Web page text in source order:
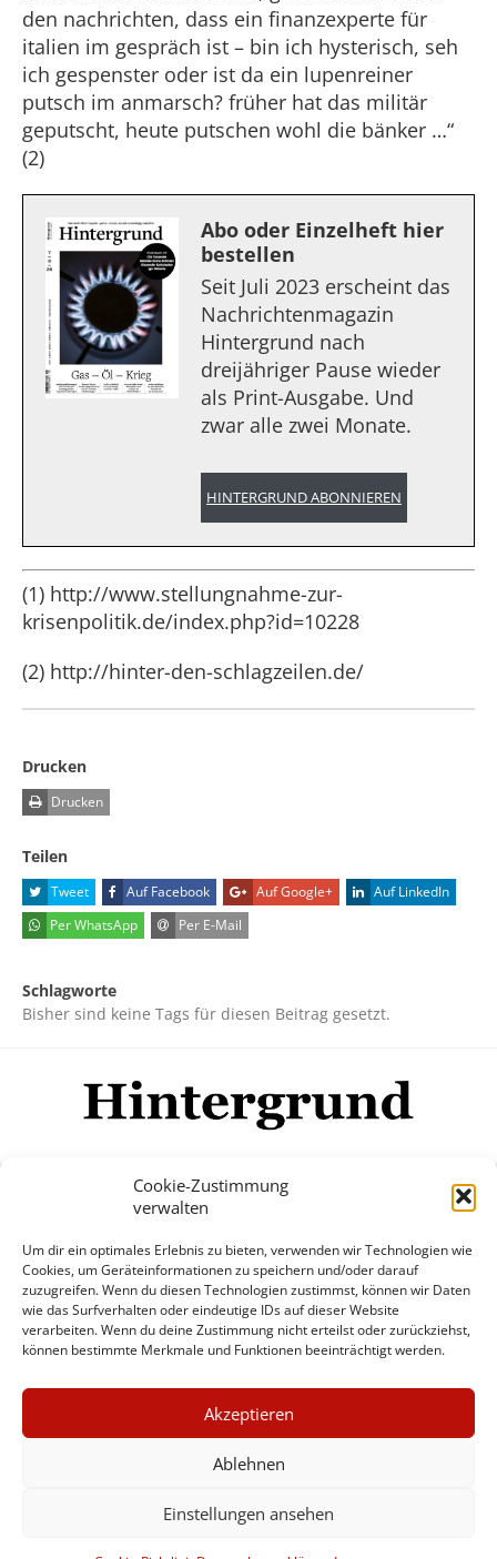
Cookie-Zustimmung
verwalten
Um dir ein optimales Erlebnis zu bieten, verwenden wir Technologien wie
Cookies, um Geräteinformationen zu speichern und/oder darauf
zuzugreifen. Wenn du diesen Technologien zustimmst, können wir Daten
wie das Surfverhalten oder eindeutige IDs auf dieser Website
verarbeiten. Wenn du deine Zustimmung nicht erteilst oder zurückziehst,
können bestimmte Merkmale und Funktionen beeinträchtigt werden.
Akzeptieren
Ablehnen
Einstellungen ansehen
den nachrichten, dass ein finanzexperte für
italien im gespräch ist – bin ich hysterisch, seh
ich gespenster oder ist da ein lupenreiner
putsch im anmarsch? früher hat das militär
geputscht, heute putschen wohl die bänker …“
(2)
Abo oder Einzelheft hier
bestellen
Seit Juli 2023 erscheint das
Nachrichtenmagazin
Hintergrund nach
dreijähriger Pause wieder
als Print-Ausgabe. Und
zwar alle zwei Monate.
HINTERGRUND ABONNIEREN
(1) http://www.stellungnahme-zur-
krisenpolitik.de/index.php?id=10228
(2) http://hinter-den-schlagzeilen.de/
Drucken
Drucken
Teilen
Tweet Auf Facebook Auf Google+
Auf LinkedIn
Per WhatsApp
Per E-Mail
Schlagworte
Bisher sind keine Tags für diesen Beitrag gesetzt.
Mehr
© Copyright Hintergrund.de, 2015 - 2026
Zum Newsletter jetzt kostenlos
anmelden
erscheint ca. alle 4 Wochen
×